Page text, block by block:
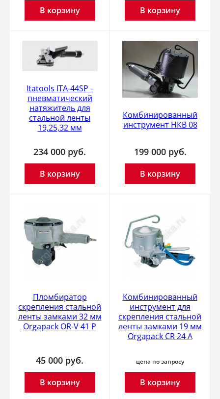
В корзину В корзину
Itatools ITA-44SP -
пневматический
натяжитель для
стальной ленты
19,25,32 мм
234 000 руб.
В корзину
Комбинированный
инструмент НКВ 08
199 000 руб.
В корзину
Пломбиратор
скрепления стальной
ленты замками 32 мм
Orgapack OR-V 41 P
45 000 руб.
В корзину
Комбинированный
инструмент для
скрепления стальной
ленты замками 19 мм
Orgapack CR 24 A
цена по запросу
В корзину